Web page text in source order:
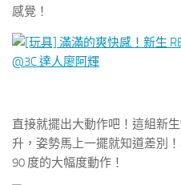
感覺！
直接就擺出大動作吧！這組新
升，姿勢馬上一擺就知道差別
90 度的大幅度動作！